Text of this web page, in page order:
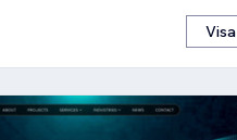
Visa